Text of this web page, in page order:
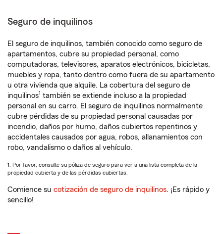
Seguro de inquilinos
El seguro de inquilinos, también conocido como seguro de
apartamentos, cubre su propiedad personal, como
computadoras, televisores, aparatos electrónicos, bicicletas,
muebles y ropa, tanto dentro como fuera de su apartamento
u otra vivienda que alquile. La cobertura del seguro de
inquilinos1 también se extiende incluso a la propiedad
personal en su carro. El seguro de inquilinos normalmente
cubre pérdidas de su propiedad personal causadas por
incendio, daños por humo, daños cubiertos repentinos y
accidentales causados por agua, robos, allanamientos con
robo, vandalismo o daños al vehículo.
1. Por favor, consulte su póliza de seguro para ver a una lista completa de la
propiedad cubierta y de las pérdidas cubiertas.
Comience su cotización de seguro de inquilinos. ¡Es rápido y
sencillo!